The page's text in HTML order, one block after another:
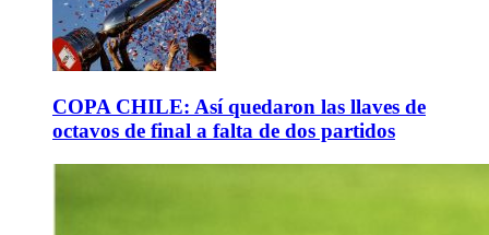
COPA CHILE: Así quedaron las llaves de
octavos de final a falta de dos partidos